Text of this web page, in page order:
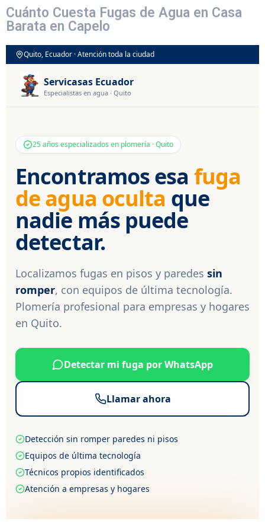
Cuánto Cuesta Fugas de Agua en Casa
Barata en Capelo